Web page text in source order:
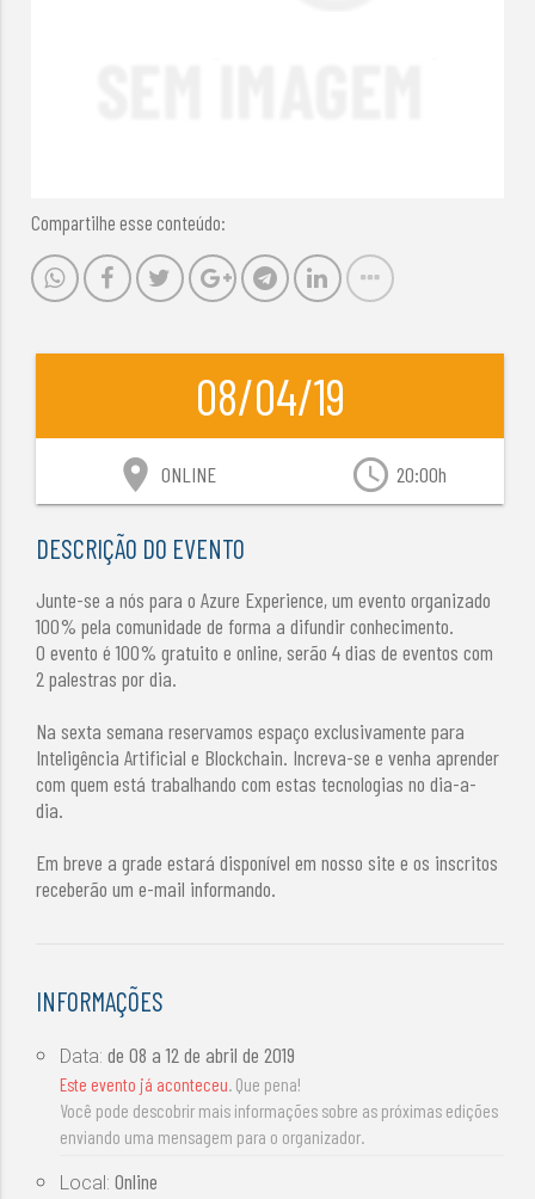
Compartilhe esse conteúdo:
08/04/19
access_time 20:00h
location_on ONLINE
DESCRIÇÃO DO EVENTO
Junte-se a nós para o Azure Experience, um evento organizado
100% pela comunidade de forma a difundir conhecimento.
O evento é 100% gratuito e online, serão 4 dias de eventos com
2 palestras por dia.
Na sexta semana reservamos espaço exclusivamente para
Inteligência Artificial e Blockchain. Increva-se e venha aprender
com quem está trabalhando com estas tecnologias no dia-a-
dia.
Em breve a grade estará disponível em nosso site e os inscritos
receberão um e-mail informando.
INFORMAÇÕES
Data:de08 a 12 de abril de 2019
Este evento já aconteceu. Que pena!
Você pode descobrir mais informações sobre as próximas edições
enviando uma mensagem para o organizador.
Local:Online